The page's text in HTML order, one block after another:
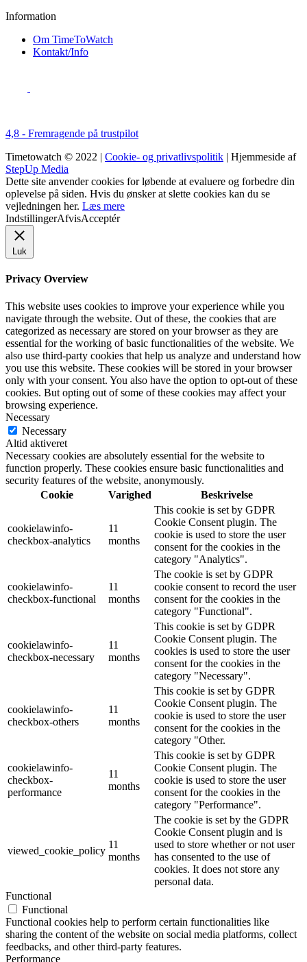
Information
Om TimeToWatch
Kontakt/Info
4,8 - Fremragende på trustpilot
Timetowatch © 2022 | Cookie- og privatlivspolitik | Hjemmeside af
StepUp Media
Dette site anvender cookies for løbende at evaluere og forbedre din
oplevelse på siden. Hvis du ønsker at slette cookies kan du se
vejledningen her. Læs mere
IndstillingerAfvisAcceptér
Luk
Privacy Overview
This website uses cookies to improve your experience while you
navigate through the website. Out of these, the cookies that are
categorized as necessary are stored on your browser as they are
essential for the working of basic functionalities of the website. We
also use third-party cookies that help us analyze and understand how
you use this website. These cookies will be stored in your browser
only with your consent. You also have the option to opt-out of these
cookies. But opting out of some of these cookies may affect your
browsing experience.
Necessary
Necessary
Altid aktiveret
Necessary cookies are absolutely essential for the website to
function properly. These cookies ensure basic functionalities and
security features of the website, anonymously.
Cookie
Varighed Beskrivelse
cookielawinfo-
checkbox-analytics
11
months
This cookie is set by GDPR
Cookie Consent plugin. The
cookie is used to store the user
consent for the cookies in the
category "Analytics".
cookielawinfo-
checkbox-functional
11
months
The cookie is set by GDPR
cookie consent to record the user
consent for the cookies in the
category "Functional".
cookielawinfo-
checkbox-necessary
11
months
This cookie is set by GDPR
Cookie Consent plugin. The
cookies is used to store the user
consent for the cookies in the
category "Necessary".
cookielawinfo-
checkbox-others
11
months
This cookie is set by GDPR
Cookie Consent plugin. The
cookie is used to store the user
consent for the cookies in the
category "Other.
cookielawinfo-
checkbox-
performance
11
months
This cookie is set by GDPR
Cookie Consent plugin. The
cookie is used to store the user
consent for the cookies in the
category "Performance".
viewed_cookie_policy
11
months
The cookie is set by the GDPR
Cookie Consent plugin and is
used to store whether or not user
has consented to the use of
cookies. It does not store any
personal data.
Functional
Functional
Functional cookies help to perform certain functionalities like
sharing the content of the website on social media platforms, collect
feedbacks, and other third-party features.
Performance